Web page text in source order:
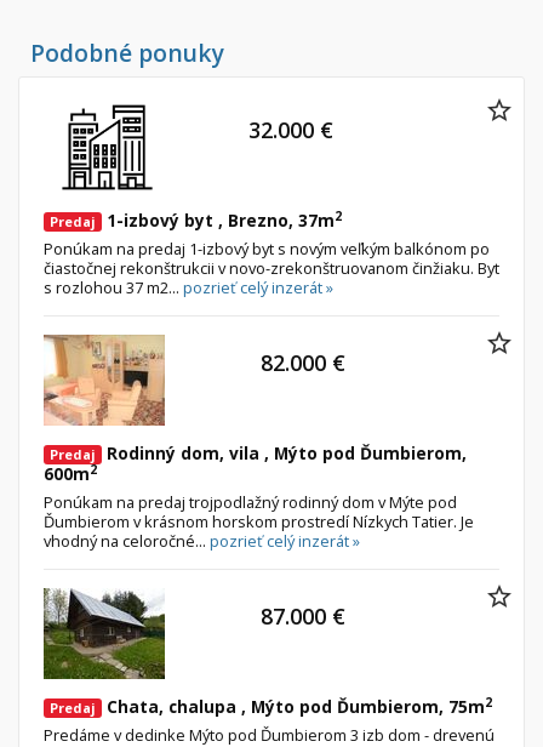
Podobné ponuky
Predaj 1-izbový byt , Brezno, 37m2
Ponúkam na predaj 1-izbový byt s novým veľkým balkónom po
čiastočnej rekonštrukcii v novo-zrekonštruovanom činžiaku. Byt
s rozlohou 37 m2... pozrieť celý inzerát »
32.000 €
Predaj
Rodinný dom, vila , Mýto pod Ďumbierom,
600m2
Ponúkam na predaj trojpodlažný rodinný dom v Mýte pod
Ďumbierom v krásnom horskom prostredí Nízkych Tatier. Je
vhodný na celoročné... pozrieť celý inzerát »
82.000 €
Predaj Chata, chalupa , Mýto pod Ďumbierom, 75m2
Predáme v dedinke Mýto pod Ďumbierom 3 izb dom - drevenú
87.000 €